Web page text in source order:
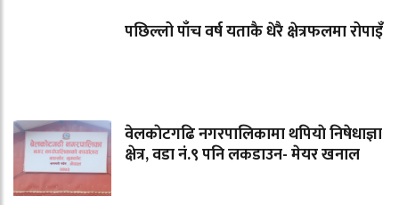
पछिल्लो पाँच वर्ष यताकै धेरै क्षेत्रफलमा रोपाइँ
वेलकाेटगढि नगरपालिकामा थपियाे निषेधाज्ञा
क्षेत्र, वडा नं.९ पनि लकडाउन- मेयर खनाल